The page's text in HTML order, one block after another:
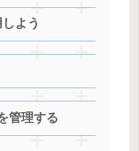
よう
管理する